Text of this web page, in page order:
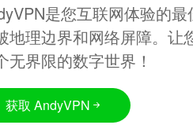
是您互联网体验的
地理边界和网络屏障。让
无界限的数字世界！
获取 AndyVPN